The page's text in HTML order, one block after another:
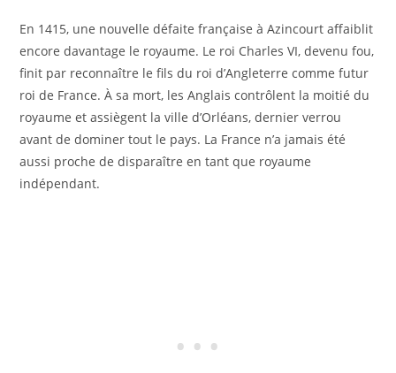
En 1415, une nouvelle défaite française à Azincourt affaiblit
encore davantage le royaume. Le roi Charles VI, devenu fou,
finit par reconnaître le fils du roi d’Angleterre comme futur
roi de France. À sa mort, les Anglais contrôlent la moitié du
royaume et assiègent la ville d’Orléans, dernier verrou
avant de dominer tout le pays. La France n’a jamais été
aussi proche de disparaître en tant que royaume
indépendant.